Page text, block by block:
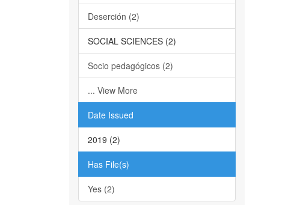
Deserción (2)
SOCIAL SCIENCES (2)
Socio pedagógicos (2)
... View More
Date Issued
2019 (2)
Has File(s)
Yes (2)